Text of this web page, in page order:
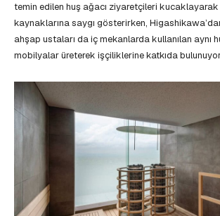
temin edilen huş ağacı ziyaretçileri
kaynaklarına saygı gösterirken,
ahşap ustaları da iç mekanlarda kullanılan aynı
mobilyalar üreterek işçiliklerine katkıda